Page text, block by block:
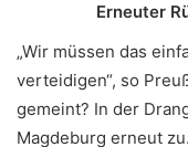
Erneuter
„Wir müssen das
verteidigen“, so
gemeint? In der
Magdeburg erneut